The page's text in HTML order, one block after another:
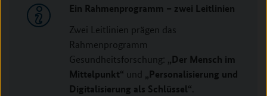
Ein Rahmenprogramm – zwei Leitlinien
Zwei Leitlinien prägen das
Rahmenprogramm
Gesundheitsforschung: „Der Mensch im
Mittelpunkt“ und „Personalisierung und
Digitalisierung als Schlüssel“.